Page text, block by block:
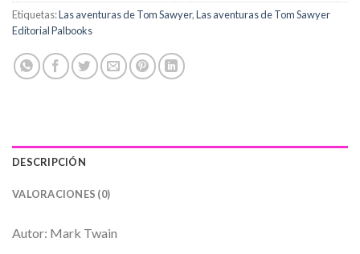
Etiquetas:Las aventuras de Tom Sawyer,Las aventuras de Tom Sawyer
Editorial Palbooks
DESCRIPCIÓN
VALORACIONES (0)
Autor: Mark Twain